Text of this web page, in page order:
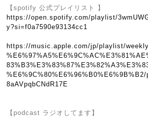
【spotify 公式プレイリスト 】
https://open.spotify.com/playlist/
y?si=f0a7590e93134cc1
https://music.apple.com/jp/playlist/
8aAVpqbCNdR17E
【podcast ラジオしてます】